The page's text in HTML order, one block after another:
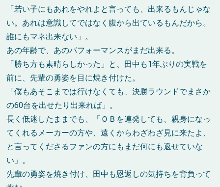
「若い子にもあれをやれよと言っても、出来るもんじゃな
い。あれは意識してではなく腹から出ているもんだから。
誰にもマネ出来ない」。
あの年齢で、あのパフォーマンスがまだ出来る。
「勝ち方も素晴らしかった」と、田中も1年ぶりの実戦を
前に、先輩の勇姿を目に焼き付けた。
「僕もあそこまでは行けなくても、決勝ラウンドでまさか
の60台を出せたり出来れば」。
長く低迷したままでも、「ＯＢを連発しても、親身になっ
てくれるメーカーの方や、遠くからわざわざ見に来たよ、
と言ってくださるファンの方にもまだ何にも返せていな
い」。
先輩の勇姿を焼き付け、田中も恩返しの気持ちを背負って